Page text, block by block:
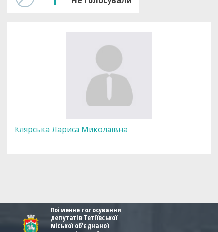
Клярська Лариса Миколаївна
Поіменне голосування
депутатів Тетіївської
міської об'єднаної